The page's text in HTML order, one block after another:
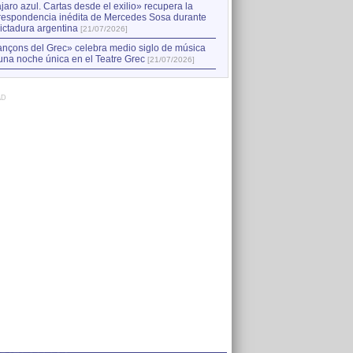
azul. Cartas desde el exilio» recupera la
inédita de Mercedes Sosa durante
argentina [21/07/2026]
del Grec» celebra medio siglo de música
noche única en el Teatre Grec [21/07/2026]